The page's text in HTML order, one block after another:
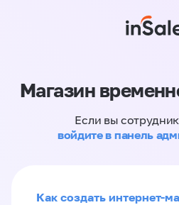
Магазин
Если вы
войдите в панель
Как создать интернет-